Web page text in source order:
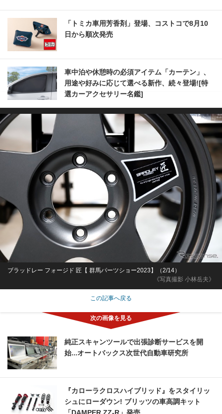
「トミカ車用芳香剤」登場、コストコで8月10
日から順次発売
車中泊や休憩時の必須アイテム「カーテン」、
用途や好みに応じて選べる新作、続々登場![特
選カーアクセサリー名鑑]
《写真撮影 小林岳夫》
ブラッドレー フォージド 匠【 群馬パーツショー2023】（2/14）
この記事へ戻る
純正スキャンツールで出張診断サービスを開
始...オートバックス次世代自動車研究所
『カローラクロスハイブリッド』をスタイリッ
シュにローダウン! ブリッツの車高調キット
「DAMPER ZZ-R」発売